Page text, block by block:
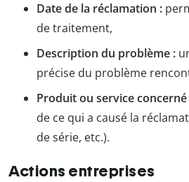
Date de la réclamation :
de traitement,
Description du problème :
précise du problème
Produit ou service concerné
de ce qui a causé la
de série, etc.).
Actions entreprises